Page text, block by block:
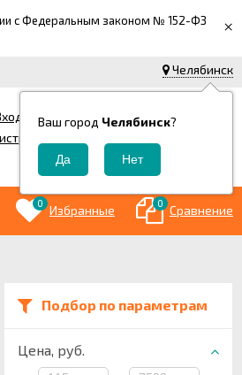
с Федеральным законом № 152-ФЗ
×
Челябинск
Ваш город Челябинск?
0 Избранные 0 Сравнение
Подбор по параметрам
Цена, руб.